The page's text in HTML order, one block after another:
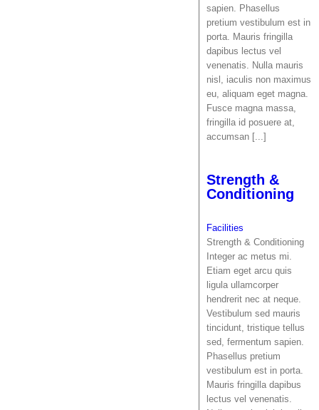
sapien. Phasellus
pretium vestibulum est in
porta. Mauris fringilla
dapibus lectus vel
venenatis. Nulla mauris
nisl, iaculis non maximus
eu, aliquam eget magna.
Fusce magna massa,
fringilla id posuere at,
accumsan [...]
Strength &
Conditioning
Facilities
Strength & Conditioning
Integer ac metus mi.
Etiam eget arcu quis
ligula ullamcorper
hendrerit nec at neque.
Vestibulum sed mauris
tincidunt, tristique tellus
sed, fermentum sapien.
Phasellus pretium
vestibulum est in porta.
Mauris fringilla dapibus
lectus vel venenatis.